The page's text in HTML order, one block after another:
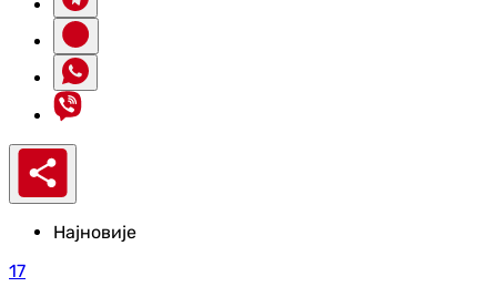
Најновије
17